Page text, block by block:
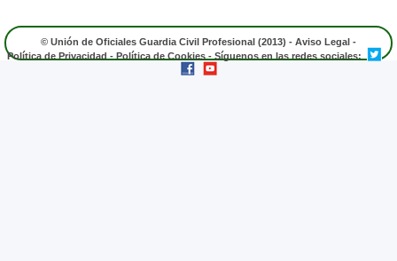
© Unión de Oficiales Guardia Civil Profesional (2013) - Aviso Legal -
Política de Privacidad - Política de Cookies - Síguenos en las redes sociales: